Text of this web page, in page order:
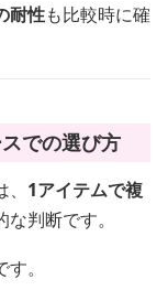
耐性も比較時に確
での選び方
1アイテムで複
判断です。
。